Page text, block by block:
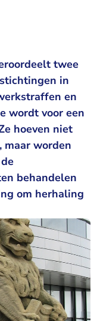
twee
in
en
wordt voor een
hoeven niet
maar worden
behandelen
om herhaling